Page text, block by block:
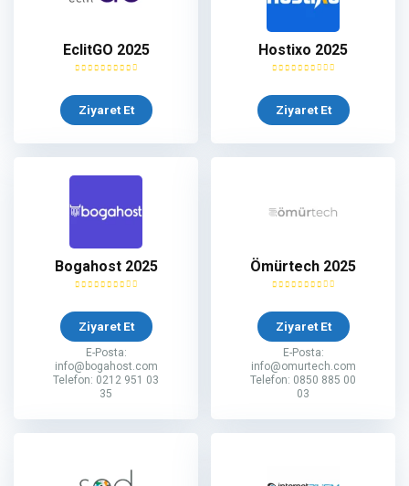
EclitGO 2025
Ziyaret Et
Hostixo 2025
Ziyaret Et
Bogahost 2025
Ziyaret Et
E-Posta:
info@bogahost.com
Telefon: 0212 951 03
35
Ömürtech 2025
Ziyaret Et
E-Posta:
info@omurtech.com
Telefon: 0850 885 00
03